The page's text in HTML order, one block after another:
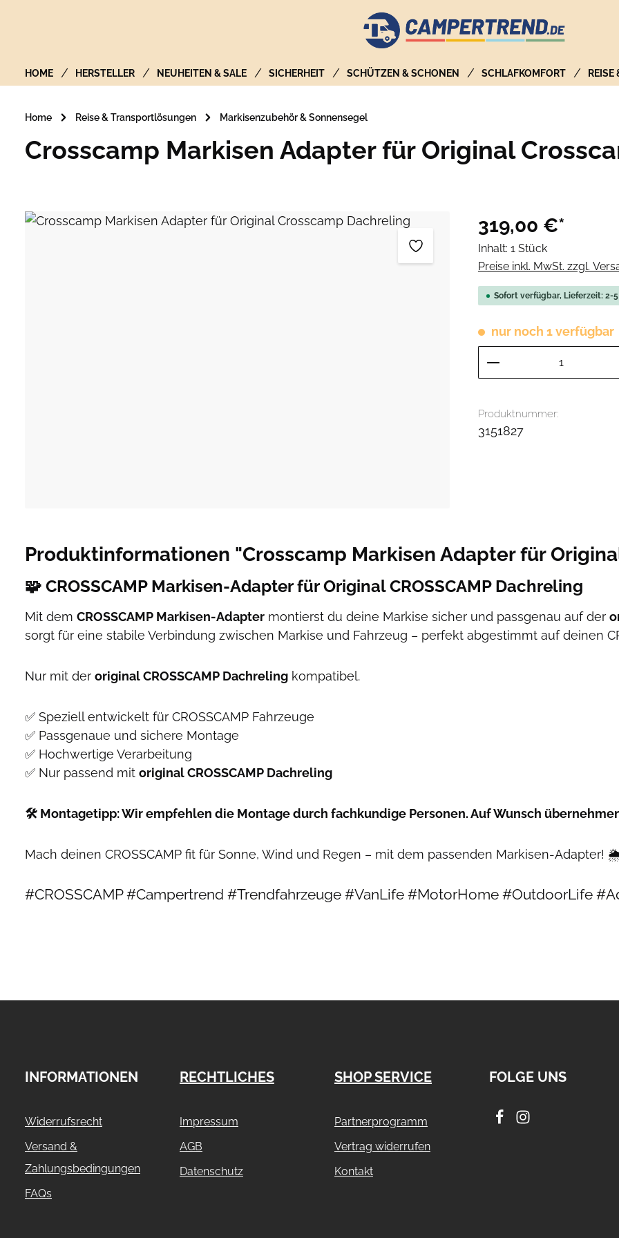
HOME HERSTELLER NEUHEITEN & SALE SICHERHEIT SCHÜTZEN & SCHONEN SCHLAFKOMFORT
Home Reise & Transportlösungen Markisenzubehör & Sonnensegel
Crosscamp Markisen Adapter für Original
Bildergalerie überspringen 319,00 €*
Inhalt: 1 Stück
Preise inkl. MwSt. zzgl.
Sofort verfügbar, Lieferzeit: 2-5
nur noch 1 verfügbar
Produkt Anzahl:
Produktnummer:
3151827
Produktinformationen "Crosscamp Markisen Adapter für
🧩 CROSSCAMP Markisen-Adapter für Original CROSSCAMP Dachreling
Mit dem CROSSCAMP Markisen-Adapter montierst du deine Markise sicher und passgenau auf der
sorgt für eine stabile Verbindung zwischen Markise und Fahrzeug – perfekt abgestimmt auf deinen
Nur mit der original CROSSCAMP Dachreling kompatibel.
✅ Speziell entwickelt für CROSSCAMP Fahrzeuge
✅ Passgenaue und sichere Montage
✅ Hochwertige Verarbeitung
✅ Nur passend mit original CROSSCAMP Dachreling
🛠️ Montagetipp: Wir empfehlen die Montage durch fachkundige Personen. Auf Wunsch
Mach deinen CROSSCAMP fit für Sonne, Wind und Regen – mit dem passenden Markisen-Adapter!
#CROSSCAMP #Campertrend #Trendfahrzeuge #VanLife #MotorHome #OutdoorLife
INFORMATIONEN
Widerrufsrecht
Versand &
Zahlungsbedingungen
FAQs
RECHTLICHES
Impressum
AGB
Datenschutz
SHOP SERVICE
Partnerprogramm
Vertrag widerrufen
Kontakt
FOLGE UNS